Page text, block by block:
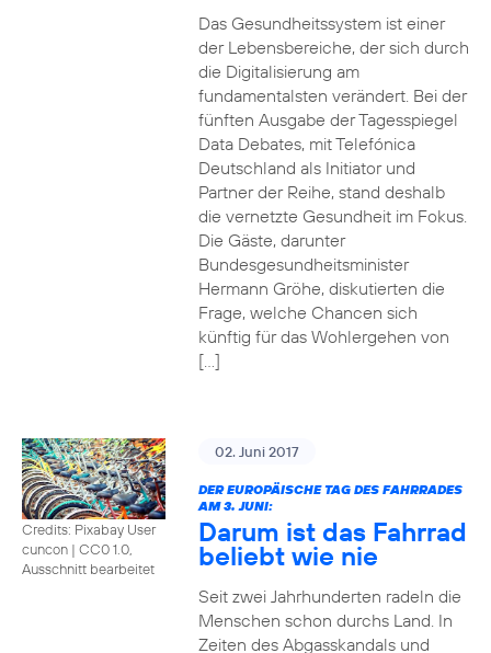
Das Gesundheitssystem ist einer
der Lebensbereiche, der sich durch
die Digitalisierung am
fundamentalsten verändert. Bei der
fünften Ausgabe der Tagesspiegel
Data Debates, mit Telefónica
Deutschland als Initiator und
Partner der Reihe, stand deshalb
die vernetzte Gesundheit im Fokus.
Die Gäste, darunter
Bundesgesundheitsminister
Hermann Gröhe, diskutierten die
Frage, welche Chancen sich
künftig für das Wohlergehen von
[…]
Credits: Pixabay User
cuncon | CC0 1.0,
Ausschnitt bearbeitet
02. Juni 2017
DER EUROPÄISCHE TAG DES FAHRRADES
AM 3. JUNI:
Darum ist das Fahrrad
beliebt wie nie
Seit zwei Jahrhunderten radeln die
Menschen schon durchs Land. In
Zeiten des Abgasskandals und